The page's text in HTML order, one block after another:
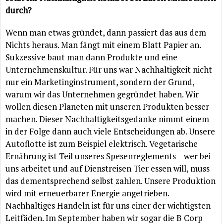
durch?
Wenn man etwas gründet, dann passiert das aus dem
Nichts heraus. Man fängt mit einem Blatt Papier an.
Sukzessive baut man dann Produkte und eine
Unternehmenskultur. Für uns war Nachhaltigkeit nicht
nur ein Marketinginstrument, sondern der Grund,
warum wir das Unternehmen gegründet haben. Wir
wollen diesen Planeten mit unseren Produkten besser
machen. Dieser Nachhaltigkeitsgedanke nimmt einem
in der Folge dann auch viele Entscheidungen ab. Unsere
Autoflotte ist zum Beispiel elektrisch. Vegetarische
Ernährung ist Teil unseres Spesenreglements – wer bei
uns arbeitet und auf Dienstreisen Tier essen will, muss
das dementsprechend selbst zahlen. Unsere Produktion
wird mit erneuerbarer Energie angetrieben.
Nachhaltiges Handeln ist für uns einer der wichtigsten
Leitfäden. Im September haben wir sogar die B Corp